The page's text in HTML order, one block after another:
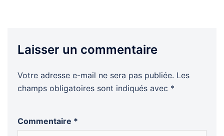
Laisser un commentaire
Votre adresse e-mail ne sera pas publiée. Les
champs obligatoires sont indiqués avec *
Commentaire *